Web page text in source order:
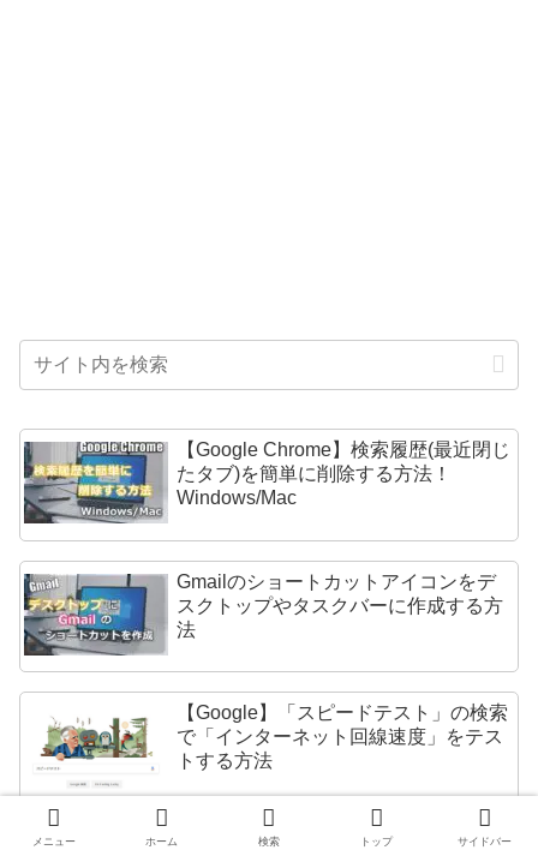
【Google Chrome】検索履歴(最近閉じ
たタブ)を簡単に削除する方法！
Windows/Mac
Gmailのショートカットアイコンをデ
スクトップやタスクバーに作成する方
法
【Google】「スピードテスト」の検索
で「インターネット回線速度」をテス
トする方法
メニュー ホーム 検索 トップ サイドバー